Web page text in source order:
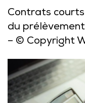
Contrats
du
– © Copyright